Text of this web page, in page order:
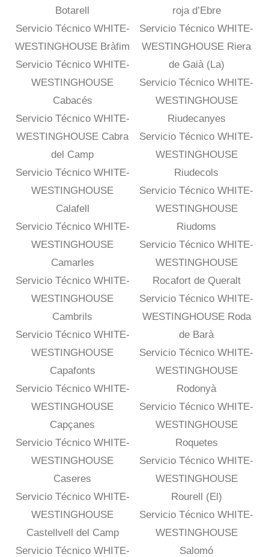
Botarell
Servicio Técnico WHITE-
WESTINGHOUSE Bràfim
Servicio Técnico WHITE-
WESTINGHOUSE
Cabacés
Servicio Técnico WHITE-
WESTINGHOUSE Cabra
del Camp
Servicio Técnico WHITE-
WESTINGHOUSE
Calafell
Servicio Técnico WHITE-
WESTINGHOUSE
Camarles
Servicio Técnico WHITE-
WESTINGHOUSE
Cambrils
Servicio Técnico WHITE-
WESTINGHOUSE
Capafonts
Servicio Técnico WHITE-
WESTINGHOUSE
Capçanes
Servicio Técnico WHITE-
WESTINGHOUSE
Caseres
Servicio Técnico WHITE-
WESTINGHOUSE
Castellvell del Camp
Servicio Técnico WHITE-
roja d’Ebre
Servicio Técnico WHITE-
WESTINGHOUSE Riera
de Gaià (La)
Servicio Técnico WHITE-
WESTINGHOUSE
Riudecanyes
Servicio Técnico WHITE-
WESTINGHOUSE
Riudecols
Servicio Técnico WHITE-
WESTINGHOUSE
Riudoms
Servicio Técnico WHITE-
WESTINGHOUSE
Rocafort de Queralt
Servicio Técnico WHITE-
WESTINGHOUSE Roda
de Barà
Servicio Técnico WHITE-
WESTINGHOUSE
Rodonyà
Servicio Técnico WHITE-
WESTINGHOUSE
Roquetes
Servicio Técnico WHITE-
WESTINGHOUSE
Rourell (El)
Servicio Técnico WHITE-
WESTINGHOUSE
Salomó